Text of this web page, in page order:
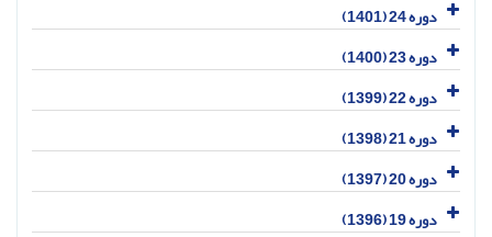
دوره 24 (1401)
دوره 23 (1400)
دوره 22 (1399)
دوره 21 (1398)
دوره 20 (1397)
دوره 19 (1396)